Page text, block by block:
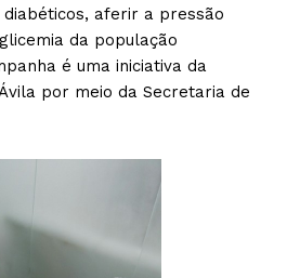
aferir a pressão
da população
é uma iniciativa da
por meio da Secretaria de